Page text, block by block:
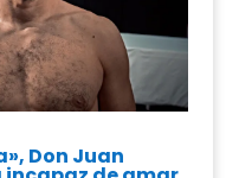
Don Juan